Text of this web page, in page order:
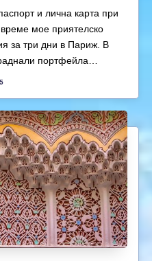
и лична карта при
мое приятелско
за три дни в Париж. В
портфейла…